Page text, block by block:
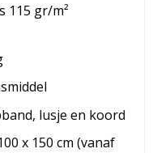
115 gr/m²
lusje en koord
x 150 cm (vanaf